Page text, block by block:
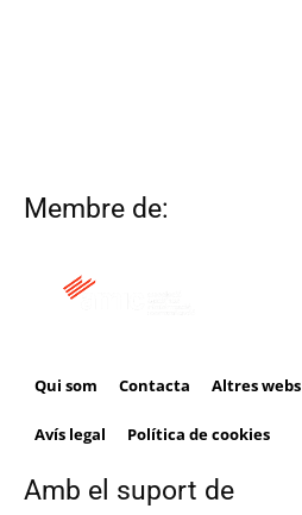
Membre de:
Qui som Contacta Altres webs
Avís legal Política de cookies
Amb el suport de